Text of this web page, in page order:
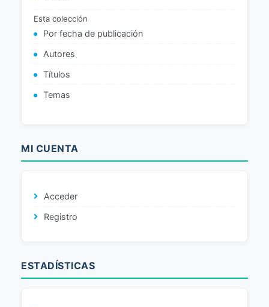
Esta colección
Por fecha de publicación
Autores
Títulos
Temas
MI CUENTA
Acceder
Registro
ESTADÍSTICAS